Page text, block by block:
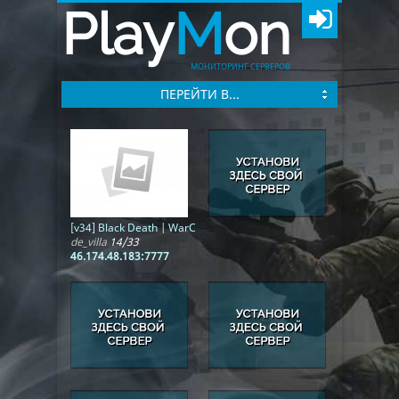
PlayMon
МОНИТОРИНГ СЕРВЕРОВ
ПЕРЕЙТИ В...
[v34] Black Death | WarCraft | WCS | ОБТ
de_villa 14/33
46.174.48.183:7777